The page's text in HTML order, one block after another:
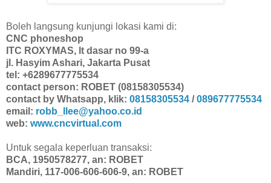
Boleh langsung kunjungi lokasi kami di:
CNC phoneshop
ITC ROXYMAS, lt dasar no 99-a
jl. Hasyim Ashari, Jakarta Pusat
tel: +6289677775534
contact person: ROBET (08158305534)
contact by Whatsapp, klik: 08158305534 /089677775534
email: robb_llee@yahoo.co.id
web: www.cncvirtual.com
Untuk segala keperluan transaksi:
BCA, 1950578277, an: ROBET
Mandiri, 117-006-606-606-9, an: ROBET